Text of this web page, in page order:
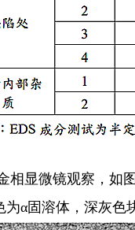
显微镜观察，如
α固溶体，深灰